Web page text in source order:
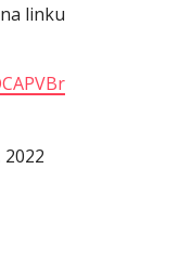
linku
2022